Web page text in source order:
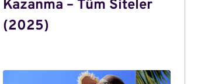
Kazanma – Tüm Siteler
(2025)